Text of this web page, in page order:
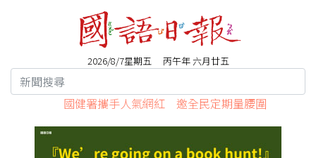
2026/8/7星期五 丙午年 六月廿五
國健署攜手人氣網紅 邀全民定期量腰圍